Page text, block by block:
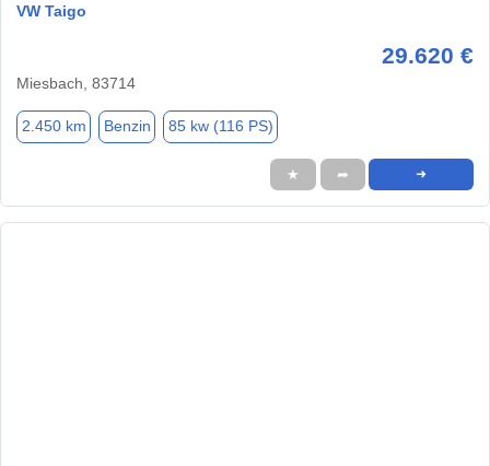
VW Taigo
29.620 €
Miesbach, 83714
2.450 km Benzin 85 kw (116 PS)
★ ➦ ➜